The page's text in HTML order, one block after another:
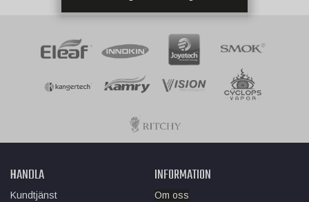
HANDLA
Kundtjänst
INFORMATION
Om oss